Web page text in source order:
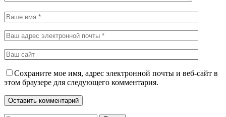
Сохраните мое имя, адрес электронной почты и веб-сайт в
этом браузере для следующего комментария.